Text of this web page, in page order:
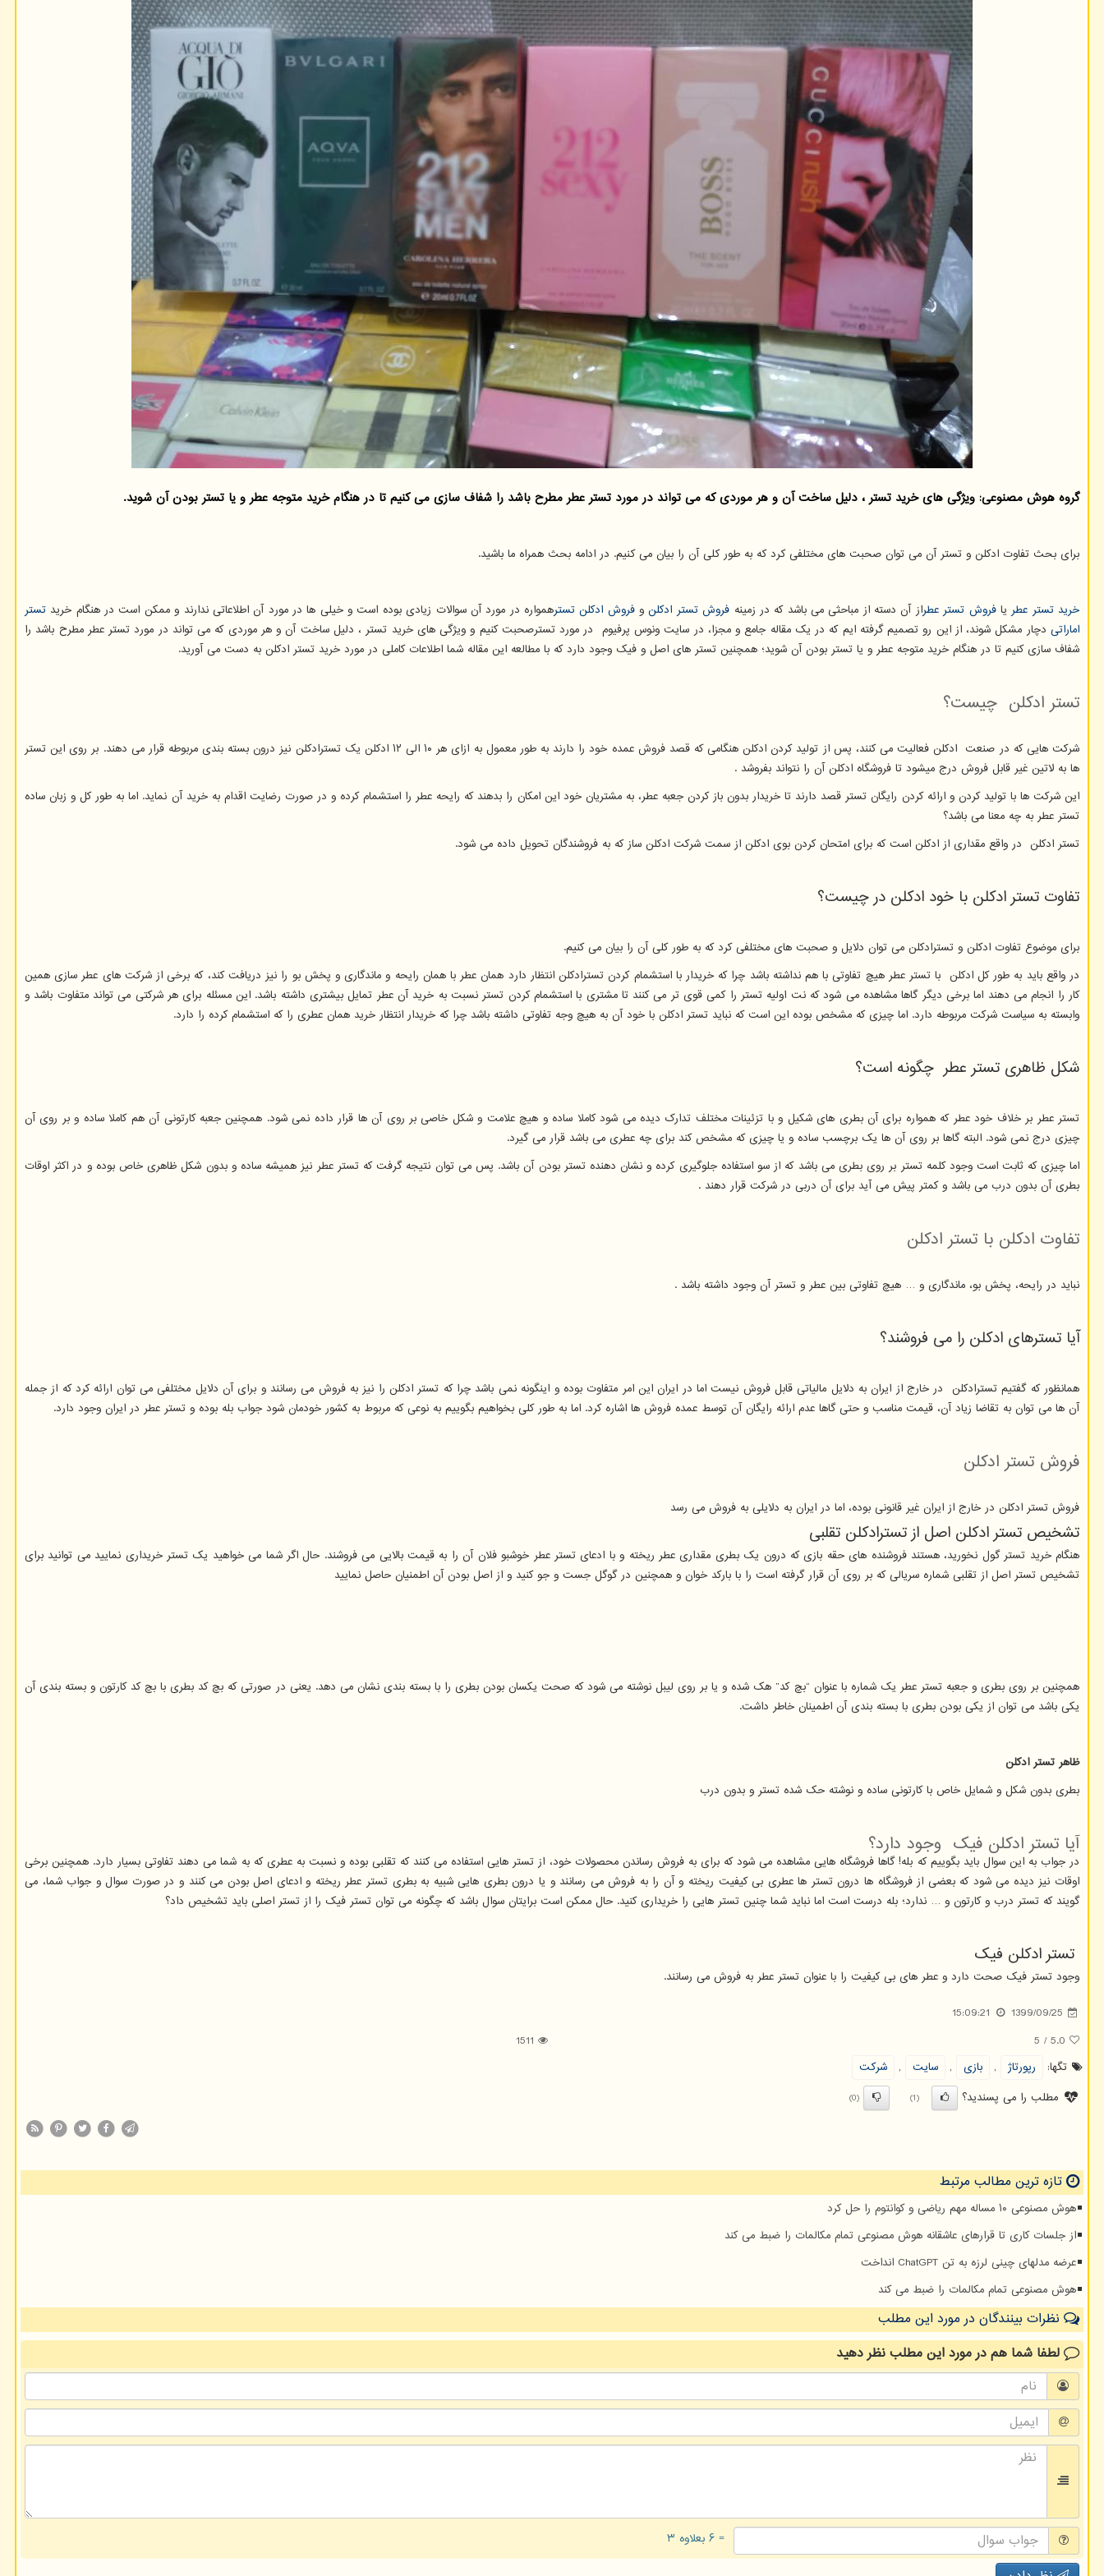
گروه هوش مصنوعی: ویژگی های خرید تستر ، دلیل ساخت آن و هر موردی كه می تواند در مورد تستر عطر مطرح باشد را شفاف سازی می كنیم تا در هنگام خرید متوجه عطر و یا تستر بودن آن شوید.
برای بحث تفاوت ادکلن و تستر آن می توان صحبت های مختلفی كرد كه به طور كلی آن را بیان می كنیم. در ادامه بحث همراه ما باشید.
خرید تستر عطریافروش تستر عطراز آن دسته از مباحثی می باشد که در زمینه فروش تستر ادکلنوفروش ادکلن تسترهمواره در مورد آن سوالات زیادی بوده است و خیلی ها در مورد آن اطلاعاتی ندارند و ممکن است در هنگام خرید تستر
اماراتی دچار مشکل شوند، از این رو تصمیم گرفته ایم که در یک مقاله جامع و مجزا، در سایت ونوس پرفیوم در مورد تسترصحبت کنیم و ویژگی های خرید تستر ، دلیل ساخت آن و هر موردی که می تواند در مورد تستر عطر مطرح باشد را
شفاف سازی کنیم تا در هنگام خرید متوجه عطر و یا تستر بودن آن شوید؛ همچنین تستر های اصل و فیک وجود دارد که با مطالعه این مقاله شما اطلاعات کاملی در مورد خرید تستر ادکلن به دست می آورید.
تستر ادکلن چیست؟
شرکت هایی که در صنعت ادکلن فعالیت می کنند، پس از تولید کردن ادکلن هنگامی که قصد فروش عمده خود را دارند به طور معمول به ازای هر ۱۰ الی ۱۲ ادکلن یک تسترادکلن نیز درون بسته بندی مربوطه قرار می دهند. بر روی این تستر
ها به لاتین غیر قابل فروش درج میشود تا فروشگاه ادکلن آن را نتواند بفروشد .
این شرکت ها با تولید کردن و ارائه کردن رایگان تستر قصد دارند تا خریدار بدون باز کردن جعبه عطر، به مشتریان خود این امکان را بدهند که رایحه عطر را استشمام کرده و در صورت رضایت اقدام به خرید آن نماید. اما به طور کل و زبان ساده
تستر عطر به چه معنا می باشد؟
تستر ادکلن در واقع مقداری از ادکلن است که برای امتحان کردن بوی ادکلن از سمت شرکت ادکلن ساز که به فروشندگان تحویل داده می شود.
تفاوت تستر ادکلن با خود ادکلن در چیست؟
برای موضوع تفاوت ادکلن و تسترادکلن می توان دلایل و صحبت های مختلفی کرد که به طور کلی آن را بیان می کنیم.
در واقع باید به طور کل ادکلن با تستر عطر هیچ تفاوتی با هم نداشته باشد چرا که خریدار با استشمام کردن تسترادکلن انتظار دارد همان عطر با همان رایحه و ماندگاری و پخش بو را نیز دریافت کند، که برخی از شرکت های عطر سازی همین
کار را انجام می دهند اما برخی دیگر گاها مشاهده می شود که نت اولیه تستر را کمی قوی تر می کنند تا مشتری با استشمام کردن تستر نسبت به خرید آن عطر تمایل بیشتری داشته باشد. این مسئله برای هر شرکتی می تواند متفاوت باشد و
وابسته به سیاست شرکت مربوطه دارد. اما چیزی که مشخص بوده این است که نباید تستر ادکلن با خود آن به هیچ وجه تفاوتی داشته باشد چرا که خریدار انتظار خرید همان عطری را که استشمام کرده را دارد.
شکل ظاهری تستر عطر چگونه است؟
تستر عطر بر خلاف خود عطر که همواره برای آن بطری های شکیل و با تزئینات مختلف تدارک دیده می شود کاملا ساده و هیچ علامت و شکل خاصی بر روی آن ها قرار داده نمی شود. همچنین جعبه کارتونی آن هم کاملا ساده و بر روی آن
چیزی درج نمی شود. البته گاها بر روی آن ها یک برچسب ساده و یا چیزی که مشخص کند برای چه عطری می باشد قرار می گیرد.
اما چیزی که ثابت است وجود کلمه تستر بر روی بطری می باشد که از سو استفاده جلوگیری کرده و نشان دهنده تستر بودن آن باشد. پس می توان نتیجه گرفت که تستر عطر نیز همیشه ساده و بدون شکل ظاهری خاص بوده و در اکثر اوقات
بطری آن بدون درب می باشد و کمتر پیش می آید برای آن دربی در شرکت قرار دهند .
تفاوت ادکلن با تستر ادکلن
نباید در رایحه، پخش بو، ماندگاری و … هیچ تفاوتی بین عطر و تستر آن وجود داشته باشد .
آیا تسترهای ادکلن را می فروشند؟
همانظور که گفتیم تسترادکلن در خارج از ایران به دلایل مالیاتی قابل فروش نیست اما در ایران این امر متفاوت بوده و اینگونه نمی باشد چرا که تستر ادکلن را نیز به فروش می رسانند و برای آن دلایل مختلفی می توان ارائه کرد که از جمله
آن ها می توان به تقاضا زیاد آن، قیمت مناسب و حتی گاها عدم ارائه رایگان آن توسط عمده فروش ها اشاره کرد. اما به طور کلی بخواهیم بگوییم به نوعی که مربوط به کشور خودمان شود جواب بله بوده و تستر عطر در ایران وجود دارد.
فروش تستر ادکلن
فروش تستر ادکلن در خارج از ایران غیر قانونی بوده، اما در ایران به دلایلی به فروش می رسد
تشخیص تستر ادکلن اصل از تسترادکلن تقلبی
هنگام خرید تستر گول نخورید، هستند فروشنده های حقه بازی که درون یک بطری مقداری عطر ریخته و با ادعای تستر عطر خوشبو فلان آن را به قیمت بالایی می فروشند. حال اگر شما می خواهید یک تستر خریداری نمایید می توانید برای
تشخیص تستر اصل از تقلبی شماره سریالی که بر روی آن قرار گرفته است را با بارکد خوان و همچنین در گوگل جست و جو کنید و از اصل بودن آن اطمنیان حاصل نمایید
همچنین بر روی بطری و جعبه تستر عطر یک شماره با عنوان “بچ کد” هک شده و یا بر روی لیبل نوشته می شود که صحت یکسان بودن بطری را با بسته بندی نشان می دهد. یعنی در صورتی که بچ کد بطری با بچ کد کارتون و بسته بندی آن
یکی باشد می توان از یکی بودن بطری با بسته بندی آن اطمینان خاطر داشت.
ظاهر تستر ادکلن
بطری بدون شکل و شمایل خاص با کارتونی ساده و نوشته حک شده تستر و بدون درب
آیا تستر ادکلن فیک وجود دارد؟
در جواب به این سوال باید بگوییم که بله! گاها فروشگاه هایی مشاهده می شود که برای به فروش رساندن محصولات خود، از تستر هایی استفاده می کنند که تقلبی بوده و نسبت به عطری که به شما می دهند تفاوتی بسیار دارد. همچنین برخی
اوقات نیز دیده می شود که بعضی از فروشگاه ها درون تستر ها عطری بی کیفیت ریخته و آن را به فروش می رسانند و یا درون بطری هایی شبیه به بطری تستر عطر ریخته و ادعای اصل بودن می کنند و در صورت سوال و جواب شما، می
گویند که تستر درب و کارتون و … ندارد؛ بله درست است اما نباید شما چنین تستر هایی را خریداری کنید. حال ممکن است برایتان سوال باشد که چگونه می توان تستر فیک را از تستر اصلی باید تشخیص داد؟
تستر ادکلن فیک
وجود تستر فیک صحت دارد و عطر های بی کیفیت را با عنوان تستر عطر به فروش می رسانند.
1399/09/25
15:09:21
5.0
/
5
1511
تگها:
رپورتاژ , بازی , سایت ,
شركت
مطلب را می پسندید؟
(1)
(0)
تازه ترین مطالب مرتبط
هوش مصنوعی ۱۰ مساله مهم ریاضی و کوانتوم را حل کرد
از جلسات کاری تا قرارهای عاشقانه هوش مصنوعی تمام مکالمات را ضبط می کند
عرضه مدلهای چینی لرزه به تن ChatGPT انداخت
هوش مصنوعی تمام مکالمات را ضبط می کند
نظرات بینندگان در مورد این مطلب
لطفا شما همدر مورد این مطلبنظر دهید
= ۶ بعلاوه ۳